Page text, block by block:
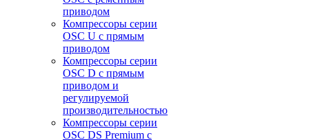
приводом
Компрессоры серии
OSC U с прямым
приводом
Компрессоры серии
OSC D с прямым
приводом и
регулируемой
производительностью
Компрессоры серии
OSC DS Premium с